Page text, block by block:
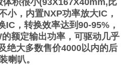
积很小(93X167X40mm,比
小，内置NXP功率放大IC，
，转换效率达到90-95%，
额定输出功率，可驱动几乎
绝大多数售价4000以内的后
喇叭。